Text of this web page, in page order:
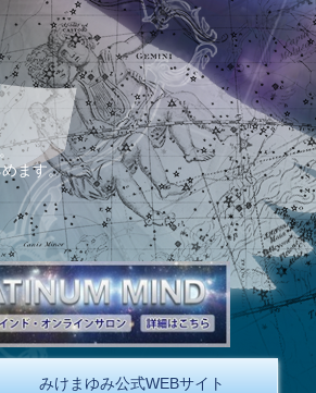
ます。
みけまゆみ公式WEBサイト